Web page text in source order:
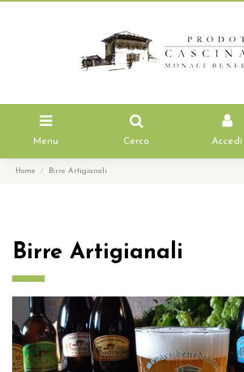
Menu Cerca Accedi
Home Birre Artigianali
Birre Artigianali